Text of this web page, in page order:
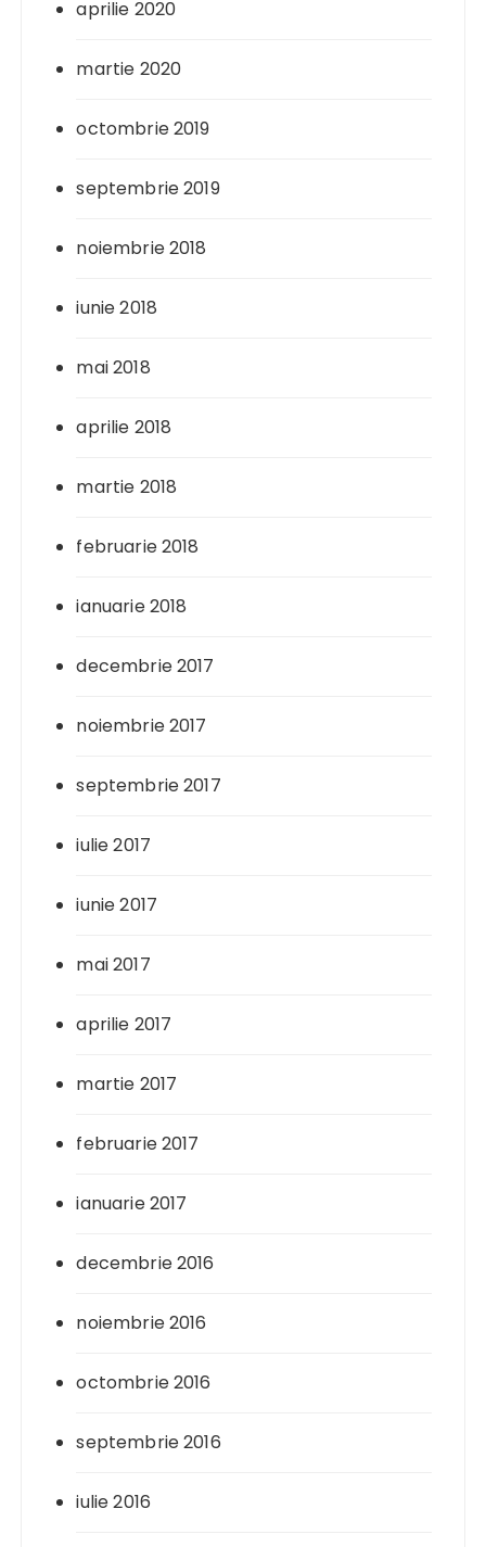
aprilie 2020
martie 2020
octombrie 2019
septembrie 2019
noiembrie 2018
iunie 2018
mai 2018
aprilie 2018
martie 2018
februarie 2018
ianuarie 2018
decembrie 2017
noiembrie 2017
septembrie 2017
iulie 2017
iunie 2017
mai 2017
aprilie 2017
martie 2017
februarie 2017
ianuarie 2017
decembrie 2016
noiembrie 2016
octombrie 2016
septembrie 2016
iulie 2016